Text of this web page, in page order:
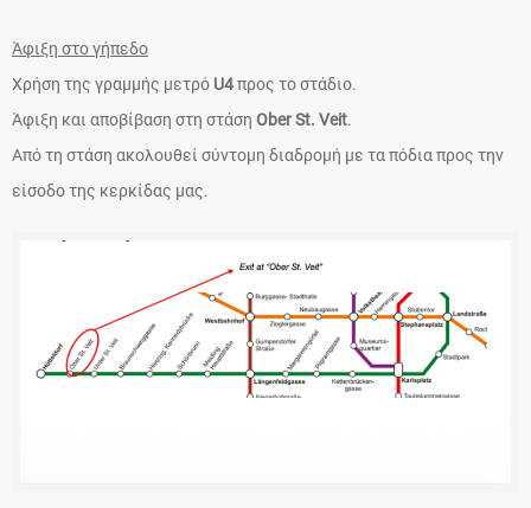
Άφιξη στο γήπεδο
Χρήση της γραμμής μετρό U4προς το στάδιο.
Άφιξη και αποβίβαση στη στάση Ober St. Veit.
Από τη στάση ακολουθεί σύντομη διαδρομή με τα πόδια προς την
είσοδο της κερκίδας μας.